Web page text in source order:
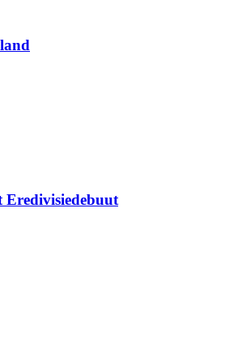
Eredivisiedebuut